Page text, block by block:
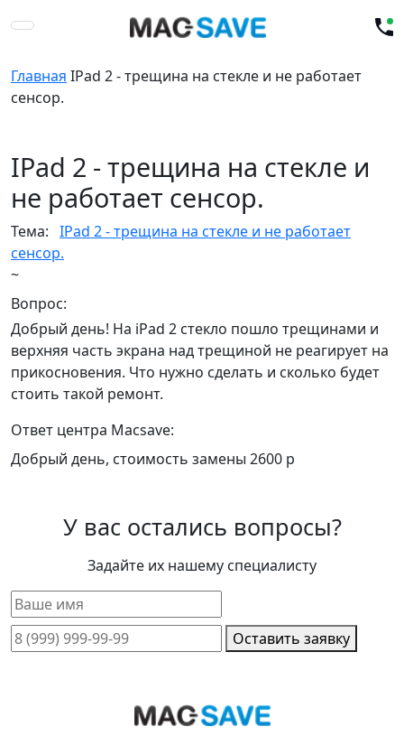
Главная IPad 2 - трещина на стекле и не работает
сенсор.
IPad 2 - трещина на стекле и
не работает сенсор.
Тема: IPad 2 - трещина на стекле и не работает
сенсор.
~
Вопрос:
Добрый день! На iPad 2 стекло пошло трещинами и
верхняя часть экрана над трещиной не реагирует на
прикосновения. Что нужно сделать и сколько будет
стоить такой ремонт.
Ответ центра Macsave:
Добрый день, стоимость замены 2600 р
У вас остались вопросы?
Задайте их нашему специалисту
Оставить заявку